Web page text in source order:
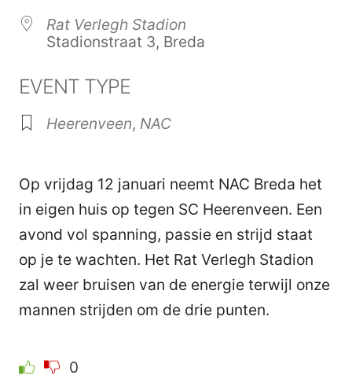
Rat Verlegh Stadion
Stadionstraat 3, Breda
EVENT TYPE
Heerenveen, NAC
Op vrijdag 12 januari neemt NAC Breda het
in eigen huis op tegen SC Heerenveen. Een
avond vol spanning, passie en strijd staat
op je te wachten. Het Rat Verlegh Stadion
zal weer bruisen van de energie terwijl onze
mannen strijden om de drie punten.
0